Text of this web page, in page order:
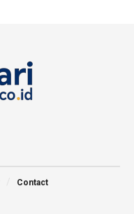
Contact